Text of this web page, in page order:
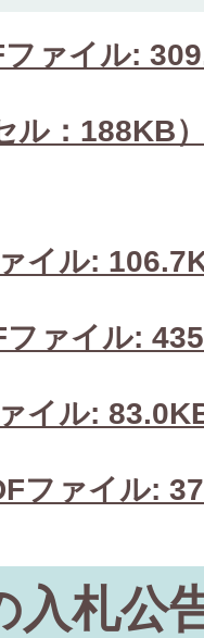
ァイル:
ル：188KB
イル:
ファイル:
イル:
ファイル:
入札公